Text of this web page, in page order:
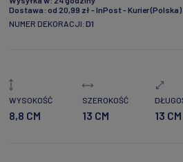
Dostawa: od 20,99 zł- InPost - Kurier(Polska)
Cena nie zawiera ewentualnych
NUMER DEKORACJI: D1
WYSOKOŚĆ
8,8 CM
SZEROKOŚĆ
13 CM 13 CM